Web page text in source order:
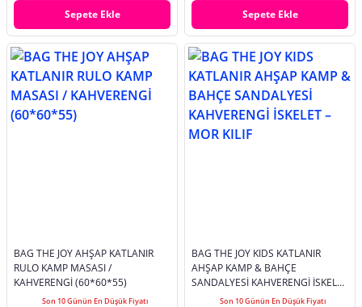
Sepete Ekle Sepete Ekle
BAG THE JOY AHŞAP KATLANIR
RULO KAMP MASASI /
KAHVERENGİ (60*60*55)
Son 10 Günün En Düşük Fiyatı
BAG THE JOY KIDS KATLANIR
AHŞAP KAMP & BAHÇE
SANDALYESİ KAHVERENGİ İSKELET
– MOR KILIFSon 10 Günün En Düşük Fiyatı